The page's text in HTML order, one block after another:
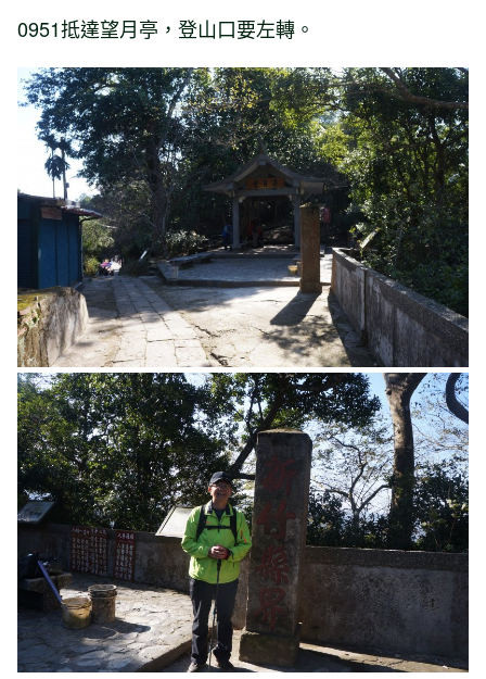
0951抵達望月亭，登山口要左轉。